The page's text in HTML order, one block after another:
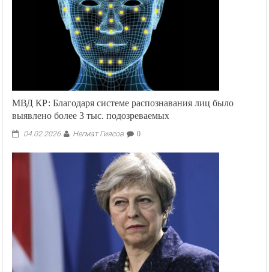
МВД КР: Благодаря системе распознавания лиц было
выявлено более 3 тыс. подозреваемых
04.02.2026 Негмат Гиясов 0